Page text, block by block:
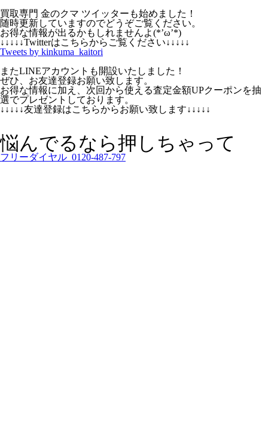
買取専門 金のクマ ツイッターも始めました！
随時更新していますのでどうぞご覧ください。
お得な情報が出るかもしれませんよ(*’ω’*)
↓↓↓↓↓Twitterはこちらからご覧ください↓↓↓↓↓
Tweets by kinkuma_kaitori
またLINEアカウントも開設いたしました！
ぜひ、お友達登録お願い致します。
お得な情報に加え、次回から使える査定金額UPクーポンを抽
選でプレゼントしております。
↓↓↓↓↓友達登録はこちらからお願い致します↓↓↓↓↓
悩んでるなら押しちゃって
フリーダイヤル 0120-487-797